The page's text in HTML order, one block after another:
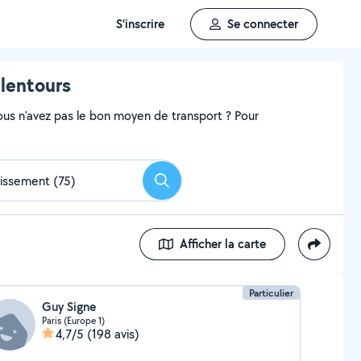
S'inscrire Se connecter
n'avez pas le bon moyen de transport ? Pour
Rechercher
Afficher la carte
Particulier
Guy Signe
Paris (Europe 1)
4,7/5 (198 avis)